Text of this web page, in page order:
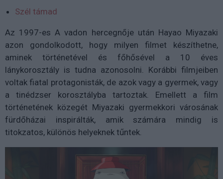
Szél támad
Az 1997-es A vadon hercegnője után Hayao Miyazaki
azon gondolkodott, hogy milyen filmet készíthetne,
aminek történetével és főhősével a 10 éves
lánykorosztály is tudna azonosolni. Korábbi filmjeiben
voltak fiatal protagonisták, de azok vagy a gyermek, vagy
a tinédzser korosztályba tartoztak. Emellett a film
történetének közegét Miyazaki gyermekkori városának
fürdőházai inspirálták, amik számára mindig is
titokzatos, különös helyeknek tűntek.